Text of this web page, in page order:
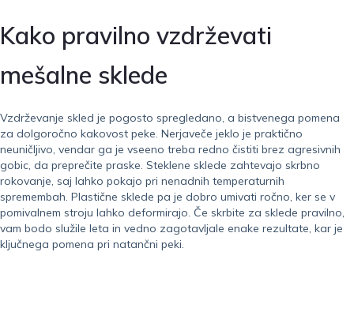
Kako pravilno vzdrževati
mešalne sklede
Vzdrževanje skled je pogosto spregledano, a bistvenega pomena
za dolgoročno kakovost peke. Nerjaveče jeklo je praktično
neuničljivo, vendar ga je vseeno treba redno čistiti brez agresivnih
gobic, da preprečite praske. Steklene sklede zahtevajo skrbno
rokovanje, saj lahko pokajo pri nenadnih temperaturnih
spremembah. Plastične sklede pa je dobro umivati ročno, ker se v
pomivalnem stroju lahko deformirajo. Če skrbite za sklede pravilno,
vam bodo služile leta in vedno zagotavljale enake rezultate, kar je
ključnega pomena pri natančni peki.